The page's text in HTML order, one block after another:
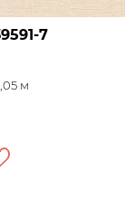
7
м